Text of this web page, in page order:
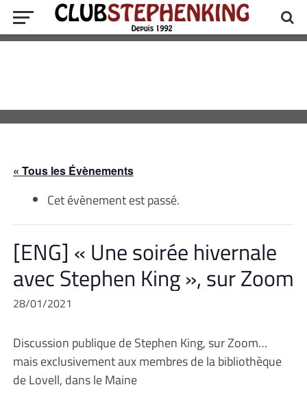
« Tous les Évènements
Cet évènement est passé.
[ENG] « Une soirée hivernale
avec Stephen King », sur Zoom
28/01/2021
Discussion publique de Stephen King, sur Zoom…
mais exclusivement aux membres de la bibliothèque
de Lovell, dans le Maine